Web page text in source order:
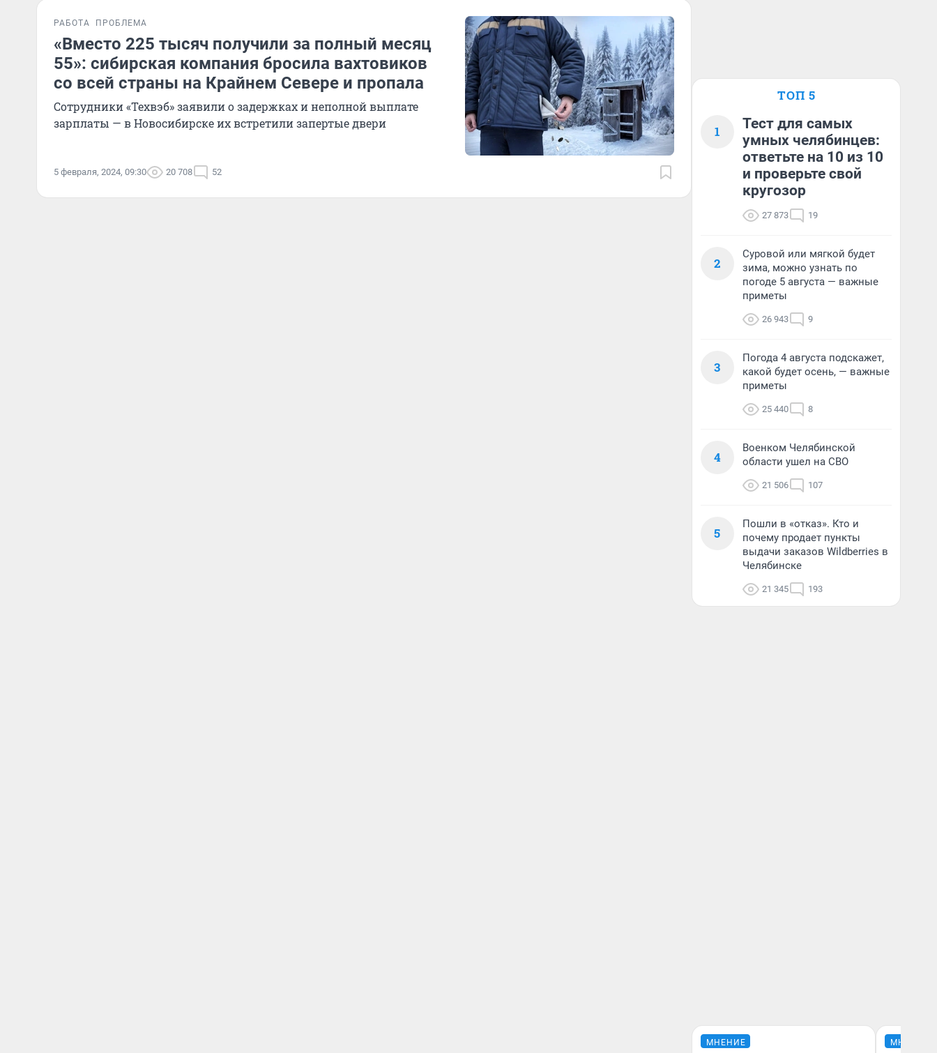
РАБОТА ПРОБЛЕМА
«Вместо 225 тысяч получили за полный месяц
55»: сибирская компания бросила вахтовиков
со всей страны на Крайнем Севере и пропала
Сотрудники «Техвэб» заявили о задержках и неполной выплате
зарплаты — в Новосибирске их встретили запертые двери
5 февраля, 2024, 09:30 20 708 52
ТОП 5
1
Тест для самых
умных челябинцев:
ответьте на 10 из 10
и проверьте свой
кругозор
27 873 19
2
Суровой или мягкой будет
зима, можно узнать по
погоде 5 августа — важные
приметы
26 943 9
3
Погода 4 августа подскажет,
какой будет осень, — важные
приметы
25 440 8
4
Военком Челябинской
области ушел на СВО
21 506 107
5
Пошли в «отказ». Кто и
почему продает пункты
выдачи заказов Wildberries в
Челябинске
21 345 193
МНЕНИЕ МНЕНИЕ